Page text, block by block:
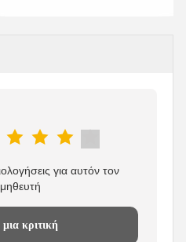
για αυτόν τον
κριτική